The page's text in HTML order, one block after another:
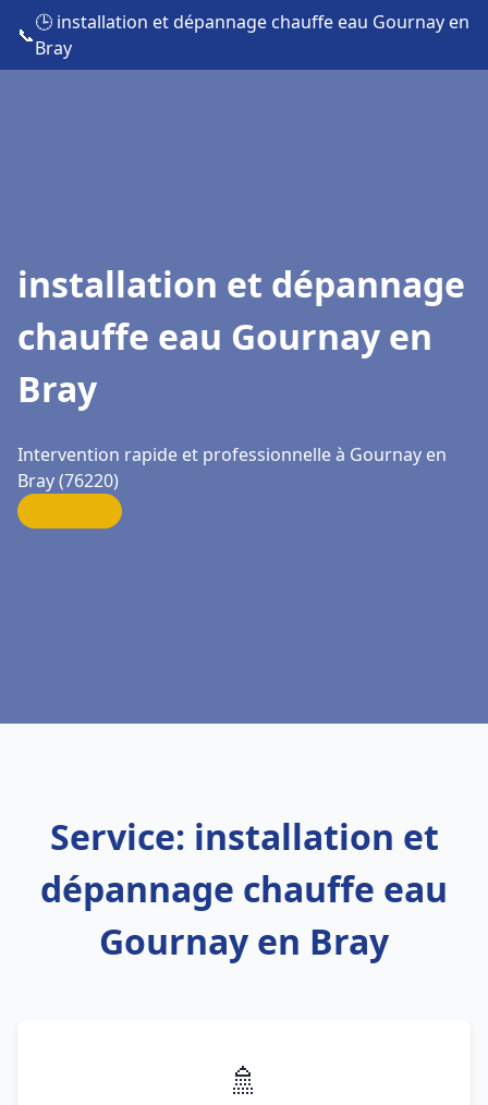
📞
🕒 installation et dépannage chauffe eau Gournay en
Bray
installation et dépannage
chauffe eau Gournay en
Bray
Intervention rapide et professionnelle à Gournay en
Bray (76220)
Service: installation et
dépannage chauffe eau
Gournay en Bray
🚿